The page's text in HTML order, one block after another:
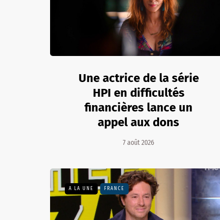
Une actrice de la série
HPI en difficultés
financières lance un
appel aux dons
7 août 2026
A LA UNE FRANCE